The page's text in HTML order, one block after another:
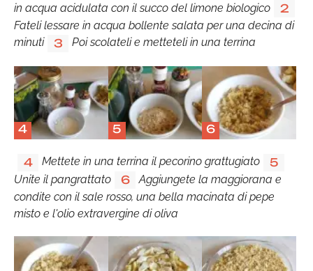
in acqua acidulata con il succo del limone biologico
2
Fateli lessare in acqua bollente salata per una decina di
minuti
3 Poi scolateli e metteteli in una terrina
4 5 6
4 Mettete in una terrina il pecorino grattugiato 5
Unite il pangrattato 6
Aggiungete la maggiorana e
condite con il sale rosso, una bella macinata di pepe
misto e l'olio extravergine di oliva